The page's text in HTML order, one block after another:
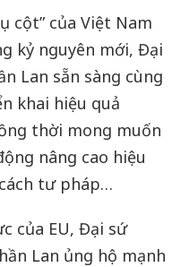
cột” của Việt Nam
kỷ nguyên mới, Đại
Lan sẵn sàng cùng
khai hiệu quả
thời mong muốn
nâng cao hiệu
tư pháp…
của EU, Đại sứ
Lan ủng hộ mạnh